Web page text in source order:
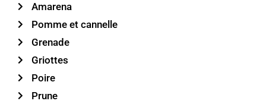
Amarena
Pomme et cannelle
Grenade
Griottes
Poire
Prune